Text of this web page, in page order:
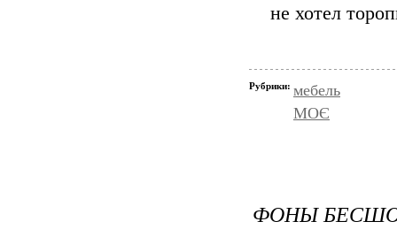
не хотел
Рубрики: мебель
МОЄ
ФОНЫ